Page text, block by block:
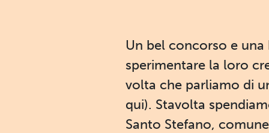
Un bel concorso e
sperimentare la loro
volta che parliamo di
qui). Stavolta
Santo Stefano,